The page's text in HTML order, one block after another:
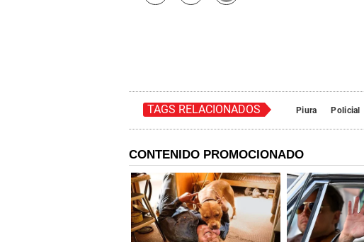
TAGS RELACIONADOS Piura Policial